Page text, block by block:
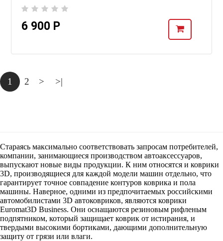
6 900 Р
1 2 > >|
Стараясь максимально соответствовать запросам потребителей,
компании, занимающиеся производством автоаксессуаров,
выпускают новые виды продукции. К ним относятся и коврики
3D, производящиеся для каждой модели машин отдельно, что
гарантирует точное совпадение контуров коврика и пола
машины. Наверное, одними из предпочитаемых российскими
автомобилистами 3D автоковриков, являются коврики
Euromat3D Business. Они оснащаются резиновым рифленым
подпятником, который защищает коврик от истирания, и
твердыми высокими бортиками, дающими дополнительную
защиту от грязи или влаги.